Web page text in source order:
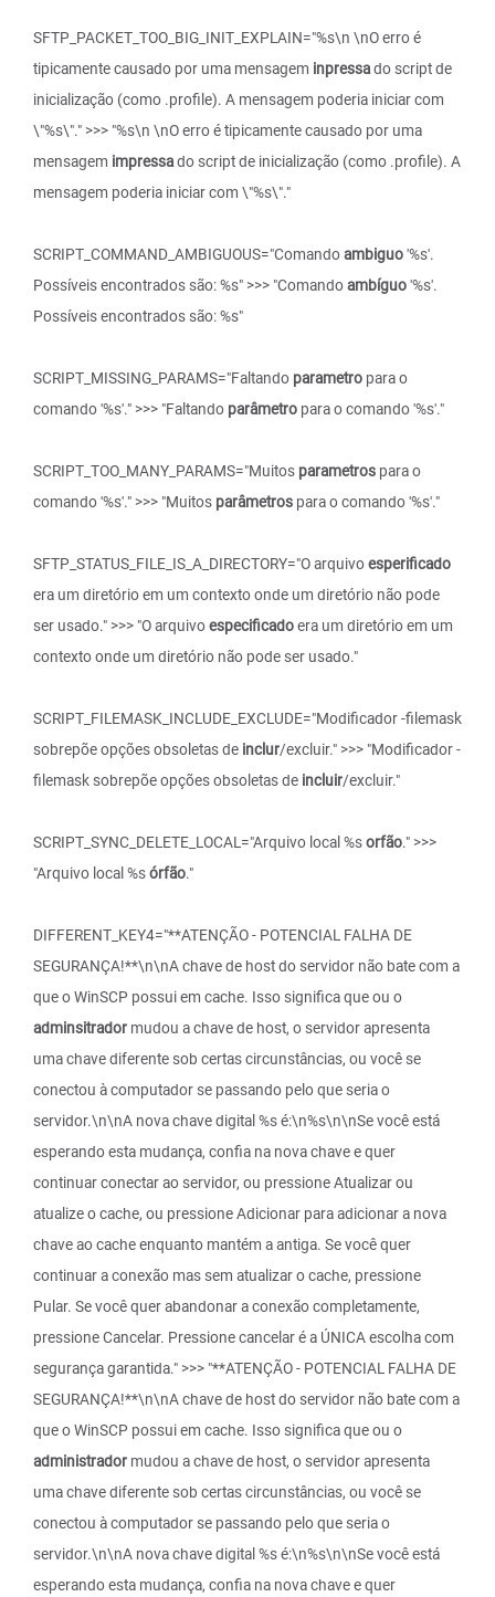
SFTP_PACKET_TOO_BIG_INIT_EXPLAIN="%s\n \nO erro é
tipicamente causado por uma mensagem inpressado script de
inicialização (como .profile). A mensagem poderia iniciar com
\"%s\"." >>> "%s\n \nO erro é tipicamente causado por uma
mensagem impressado script de inicialização (como .profile). A
mensagem poderia iniciar com \"%s\"."
SCRIPT_COMMAND_AMBIGUOUS="Comandoambiguo'%s'.
Possíveis encontrados são: %s" >>> "Comandoambíguo'%s'.
Possíveis encontrados são: %s"
SCRIPT_MISSING_PARAMS="Faltando parametro para o
comando '%s'." >>> "Faltando parâmetro para o comando '%s'."
SCRIPT_TOO_MANY_PARAMS="Muitos parametros para o
comando '%s'." >>> "Muitos parâmetros para o comando '%s'."
SFTP_STATUS_FILE_IS_A_DIRECTORY="O arquivoesperificado
era um diretório em um contexto onde um diretório não pode
ser usado." >>> "O arquivoespecificadoera um diretório em um
contexto onde um diretório não pode ser usado."
SCRIPT_FILEMASK_INCLUDE_EXCLUDE="Modificador -filemask
sobrepõe opções obsoletas de inclur/excluir." >>> "Modificador -
filemask sobrepõe opções obsoletas de incluir/excluir."
SCRIPT_SYNC_DELETE_LOCAL="Arquivo local %sorfão." >>>
"Arquivo local %sórfão."
DIFFERENT_KEY4="**ATENÇÃO - POTENCIAL FALHA DE
SEGURANÇA!**\n\nA chave de host do servidor não bate com a
que o WinSCP possui em cache. Isso significa que ou o
adminsitrador mudou a chave de host, o servidor apresenta
uma chave diferente sob certas circunstâncias, ou você se
conectou à computador se passando pelo que seria o
servidor.\n\nA nova chave digital %s é:\n%s\n\nSe você está
esperando esta mudança, confia na nova chave e quer
continuar conectar ao servidor, ou pressione Atualizar ou
atualize o cache, ou pressione Adicionar para adicionar a nova
chave ao cache enquanto mantém a antiga. Se você quer
continuar a conexão mas sem atualizar o cache, pressione
Pular. Se você quer abandonar a conexão completamente,
pressione Cancelar. Pressione cancelar é a ÚNICA escolha com
segurança garantida." >>> "**ATENÇÃO - POTENCIAL FALHA DE
SEGURANÇA!**\n\nA chave de host do servidor não bate com a
que o WinSCP possui em cache. Isso significa que ou o
administrador mudou a chave de host, o servidor apresenta
uma chave diferente sob certas circunstâncias, ou você se
conectou à computador se passando pelo que seria o
servidor.\n\nA nova chave digital %s é:\n%s\n\nSe você está
esperando esta mudança, confia na nova chave e quer